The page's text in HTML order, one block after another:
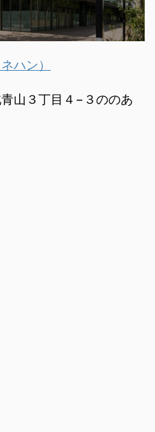
ハン）
山３丁目４−３ののあ